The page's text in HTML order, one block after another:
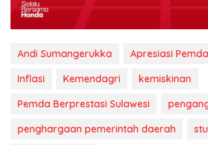
Andi Sumangerukka
Apresiasi
Inflasi
Kemendagri
kemiskinan
Pemda Berprestasi Sulawesi
penghargaan pemerintah daerah